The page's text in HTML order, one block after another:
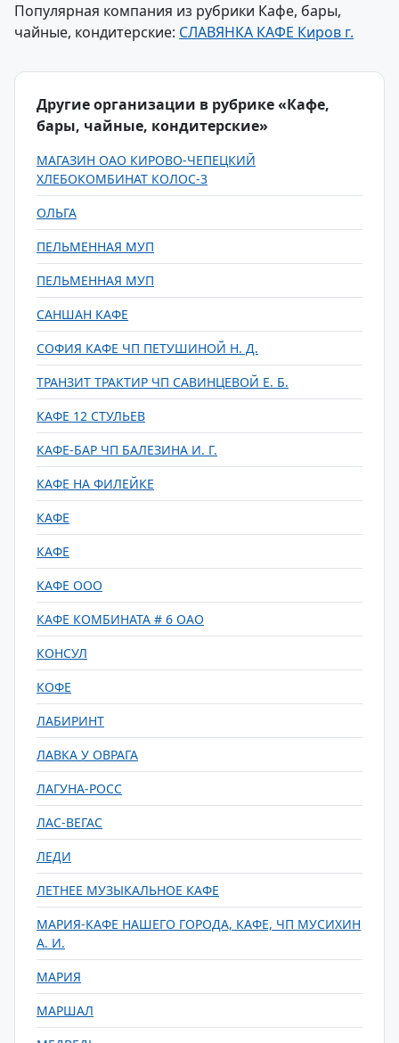
Популярная компания из рубрики Кафе, бары,
чайные, кондитерские: СЛАВЯНКА КАФЕ Киров г.
Другие организации в рубрике «Кафе,
бары, чайные, кондитерские»
МАГАЗИН ОАО КИРОВО-ЧЕПЕЦКИЙ
ХЛЕБОКОМБИНАТ КОЛОС-3
ОЛЬГА
ПЕЛЬМЕННАЯ МУП
ПЕЛЬМЕННАЯ МУП
САНШАН КАФЕ
СОФИЯ КАФЕ ЧП ПЕТУШИНОЙ Н. Д.
ТРАНЗИТ ТРАКТИР ЧП САВИНЦЕВОЙ Е. Б.
КАФЕ 12 СТУЛЬЕВ
КАФЕ-БАР ЧП БАЛЕЗИНА И. Г.
КАФЕ НА ФИЛЕЙКЕ
КАФЕ
КАФЕ
КАФЕ ООО
КАФЕ КОМБИНАТА # 6 ОАО
КОНСУЛ
КОФЕ
ЛАБИРИНТ
ЛАВКА У ОВРАГА
ЛАГУНА-РОСС
ЛАС-ВЕГАС
ЛЕДИ
ЛЕТНЕЕ МУЗЫКАЛЬНОЕ КАФЕ
МАРИЯ-КАФЕ НАШЕГО ГОРОДА, КАФЕ, ЧП МУСИХИН
А. И.
МАРИЯ
МАРШАЛ